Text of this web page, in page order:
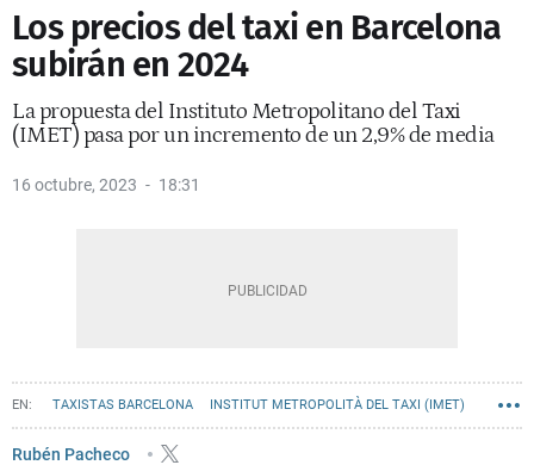
Los precios del taxi en Barcelona
subirán en 2024
La propuesta del Instituto Metropolitano del Taxi
(IMET) pasa por un incremento de un 2,9% de media
16 octubre, 2023 18:31
TAXISTAS BARCELONA INSTITUT METROPOLITÀ DEL TAXI (IMET)
Rubén Pacheco